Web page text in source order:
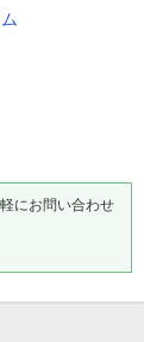
にお問い合わせ